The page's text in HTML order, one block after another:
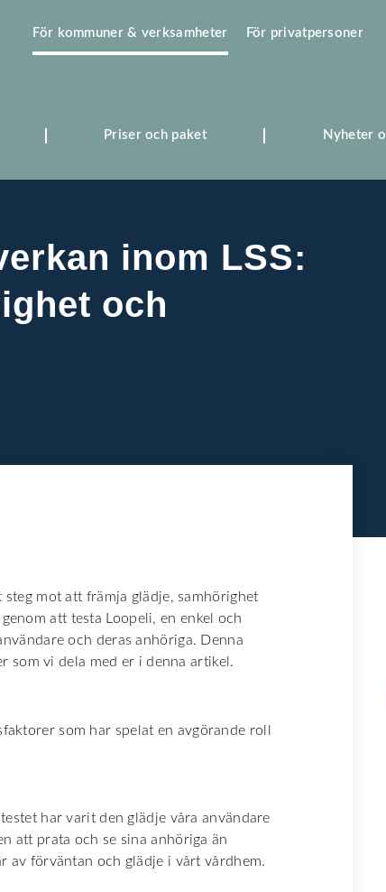
För kommuner & verksamheter För privatpersoner
Priser och paket Nyheter
inom LSS:
och
steg mot att främja glädje, samhörighet
att testa Loopeli, en enkel och
och deras anhöriga. Denna
som vi dela med er i denna artikel.
som har spelat en avgörande roll
har varit den glädje våra användare
att prata och se sina anhöriga än
av förväntan och glädje i vårt vårdhem.